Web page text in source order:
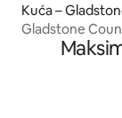
Kuća –
Gladstone